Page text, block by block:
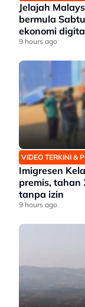
Jelajah
bermula
ekonomi
setempat
9 hours ago
VIDEO TERKINI &
Imigresen
premis, tahan
tanpa izin
9 hours ago